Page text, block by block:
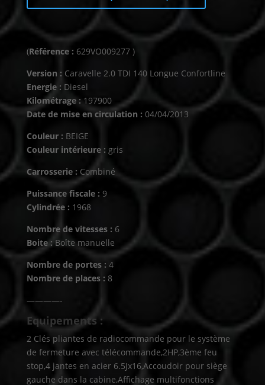
(Référence : 629VO009277 )
Version : Caravelle 2.0 TDI 140 Longue Confortline
Energie : Diesel
Kilométrage :197900
Date de mise en circulation : 04/04/2013
Couleur : BEIGE
Couleur intérieure : gris
Carrosserie : Combiné
Puissance fiscale : 9
Cylindrée : 1968
Nombre de vitesses : 6
Boite :Boîte manuelle
Nombre de portes : 4
Nombre de places : 8
————-
Equipements :
2 Clés pliantes de radiocommande pour le système
de fermeture avec télécommande,2HP,3ème feu
stop,4 jantes en acier 6.5Jx16,Accoudoir pour siège
gauche dans la cabine,Affichage multifonctions